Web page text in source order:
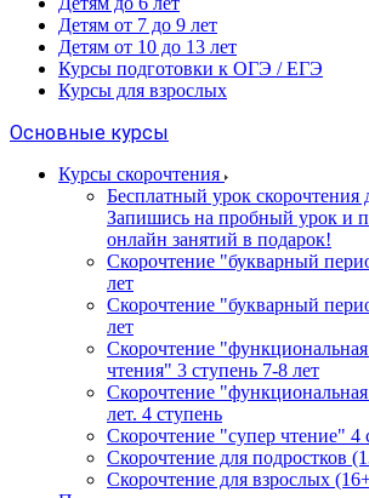
Детям от 7 до 9 лет
Детям от 10 до 13 лет
Курсы подготовки к ОГЭ / ЕГЭ
Курсы для взрослых
Основные курсы
Курсы скорочтения
Бесплатный урок скорочтения
Запишись на пробный урок и
онлайн занятий в подарок!
Cкорочтение "букварный
лет
Скорочтение "букварный
лет
Скорочтение "функциональная
чтения" 3 ступень 7-8 лет
Скорочтение
лет. 4 ступень
Скорочтение "супер чтение" 4
Скорочтение для подростков
Cкорочтение для взрослых